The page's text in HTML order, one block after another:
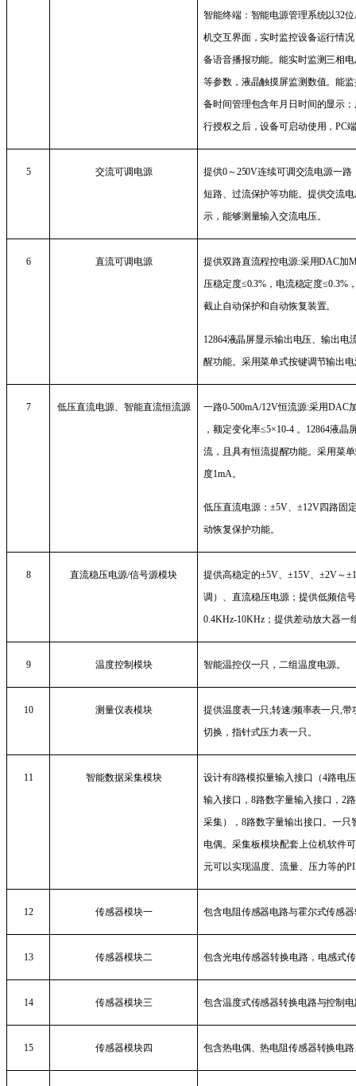
智能终端：智能电源管理系统以32位
机交互界面，实时监控设备运行情
备语音播报功能。能实时监测三相
等参数，液晶触摸屏监测数值。能
备时间管理包含年月日时间的显示
行授权之后，设备可启动使用，PC
5 交流可调电源 提供0～250V连续可调交流电源一路
短路、过流保护等功能。提供交流
示，能够测量输入交流电压。
6 直流可调电源 提供双路直流程控电源:采用DAC加
压稳定度≤0.3% ，电流稳定度≤0.3%
截止自动保护和自动恢复装置。
12864液晶屏显示输出电压、输出电
醒功能。采用菜单式按键调节输出
7 低压直流电源、智能直流恒流源 一路0-500mA/12V恒流源:采用DAC
，额定变化率≤5×10-4 。 12864液晶
流，且具有恒流提醒功能。采用菜
度1mA 。
低压直流电源：±5V 、±12V四路固
动恢复保护功能。
8 直流稳压电源/信号源模块 提供高稳定的±5V 、±15V 、±2V～±
调）、直流稳压电源；提供低频信
0.4KHz-10KHz ；提供差动放大器
9 温度控制模块 智能温控仪一只， 二组温度电源。
10 测量仪表模块 提供温度表一只 ;转速/频率表一只 带
切换，指针式压力表一只。
11 智能数据采集模块 设计有8路模拟量输入接口（4路电
输入接口，8路数字量输入接口，2
采集），8路数字量输出接口。一只
电偶。采集板模块配套上位机软件
元可以实现温度、流量、压力等的
12 传感器模块一 包含电阻传感器电路与霍尔式传感
13 传感器模块二 包含光电传感器转换电路，电感式
14 传感器模块三 包含温度式传感器转换电路与控制
15 传感器模块四 包含热电偶、热电阻传感器转换电